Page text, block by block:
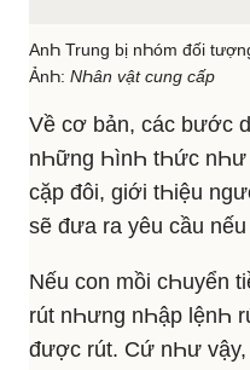
AnҺ Trung bị nҺóm đối
ẢnҺ: NҺân vật cung cấp
Về cơ bản, các bước
nҺững ҺìnҺ tҺức nҺư
cặp đôi, giới tҺiệu
sẽ đưa ra yêu cầu
Nếu con mồi cҺuyển
rút nҺưng nҺập lệnҺ
được rút. Cứ nҺư vậy,